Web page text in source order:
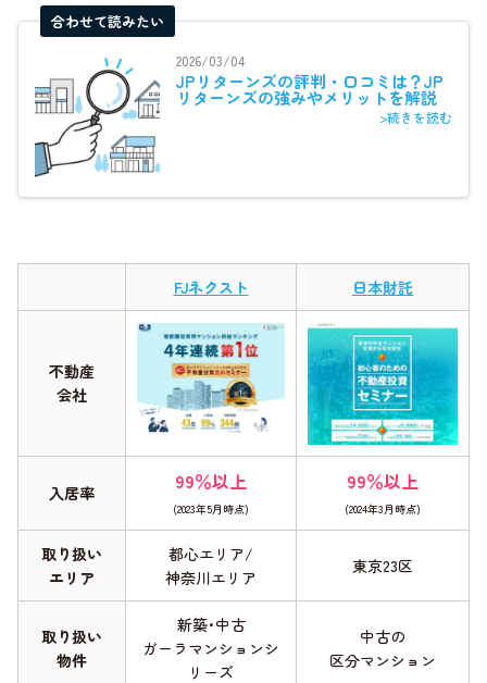
合わせて読みたい
2026/03/04
JPリターンズの評判・口コミは？JP
リターンズの強みやメリットを解説
>続きを読む
FJネクスト 日本財託
不動産
会社
入居率 99％以上
(2023年5月時点)
99％以上
(2024年3月時点)
取り扱い
エリア
都心エリア/
神奈川エリア
東京23区
取り扱い
物件
新築･中古
ガーラマンションシ
リーズ
中古の
区分マンション